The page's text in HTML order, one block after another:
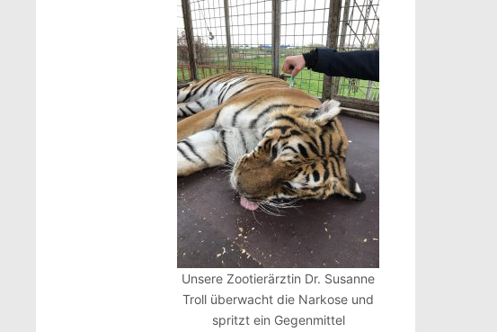
Unsere Zootierärztin Dr. Susanne
Troll überwacht die Narkose und
spritzt ein Gegenmittel